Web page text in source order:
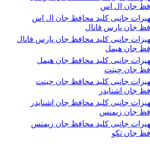
جان ال اس
جانبی کلید محافظ جان ال اس
جان پارس فانال
جانبی کلید محافظ جان پارس فانال
جان هیمل
جانبی کلید محافظ جان هیمل
جان چینت
جانبی کلید محافظ جان چینت
جان اشنایدر
جانبی کلید محافظ جان اشنایدر
جان زیمنس
جانبی کلید محافظ جان زیمنس
جان تکو